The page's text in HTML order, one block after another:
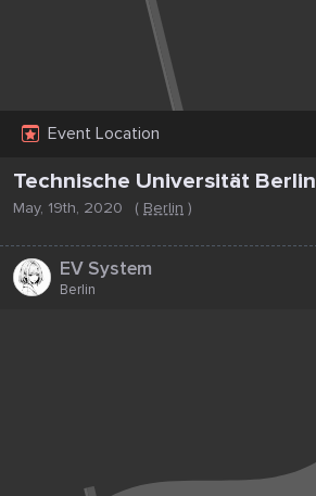
Event Location
Technische Universität Berlin
May, 19th, 2020 ( Berlin )
EV System
Berlin